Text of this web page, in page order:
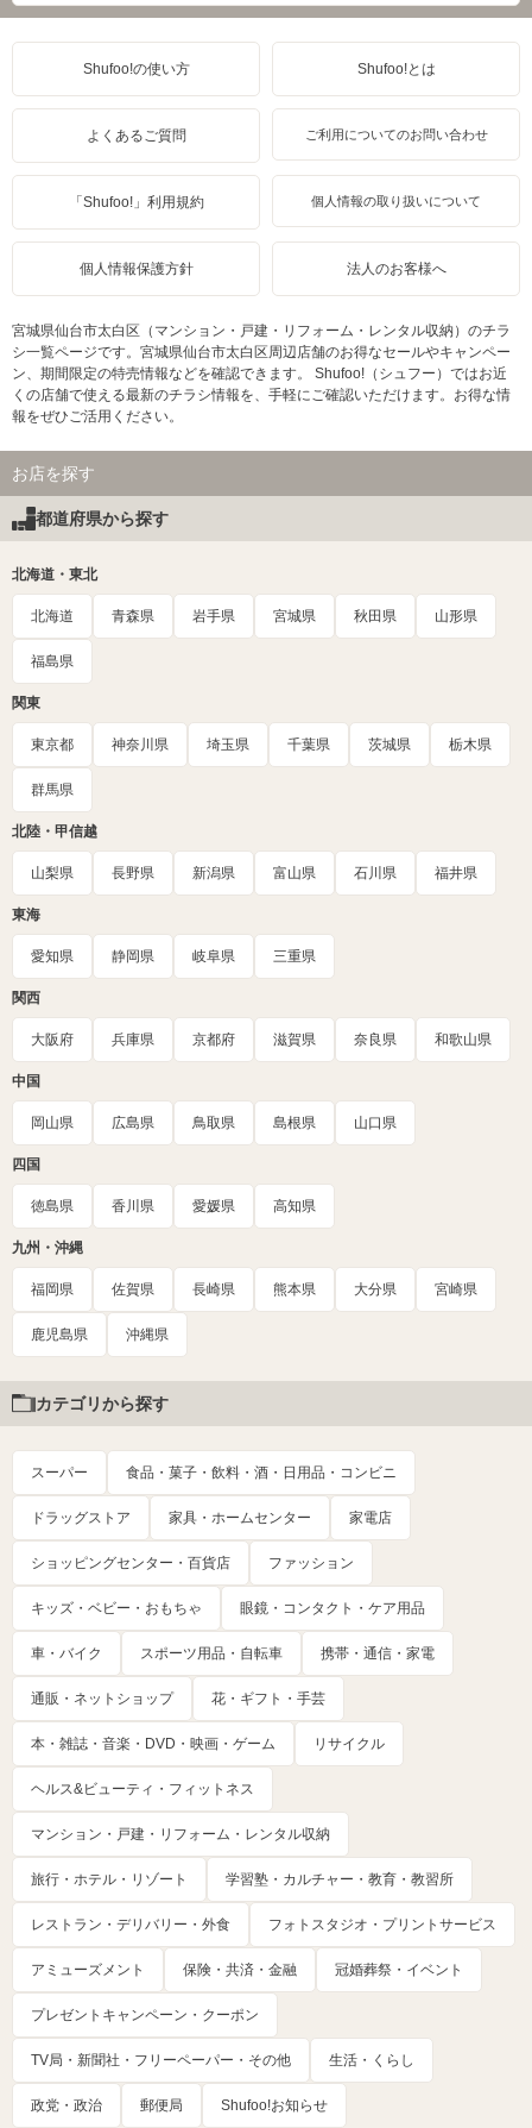
Shufoo!の使い方 Shufoo!とは
よくあるご質問 ご利用についてのお問い合わせ
「Shufoo!」利用規約 個人情報の取り扱いについて
個人情報保護方針 法人のお客様へ
宮城県仙台市太白区（マンション・戸建・リフォーム・レンタル収納）のチラ
シ一覧ページです。宮城県仙台市太白区周辺店舗のお得なセールやキャンペー
ン、期間限定の特売情報などを確認できます。 Shufoo!（シュフー）ではお近
くの店舗で使える最新のチラシ情報を、手軽にご確認いただけます。お得な情
報をぜひご活用ください。
お店を探す
都道府県から探す
北海道・東北
北海道 青森県 岩手県 宮城県 秋田県 山形県
福島県
関東
東京都 神奈川県 埼玉県 千葉県 茨城県 栃木県
群馬県
北陸・甲信越
山梨県 長野県 新潟県 富山県 石川県 福井県
東海
愛知県 静岡県 岐阜県 三重県
関西
大阪府 兵庫県 京都府 滋賀県 奈良県 和歌山県
中国
岡山県 広島県 鳥取県 島根県 山口県
四国
徳島県 香川県 愛媛県 高知県
九州・沖縄
福岡県 佐賀県 長崎県 熊本県 大分県 宮崎県
鹿児島県 沖縄県
カテゴリから探す
スーパー 食品・菓子・飲料・酒・日用品・コンビニ
ドラッグストア 家具・ホームセンター 家電店
ショッピングセンター・百貨店 ファッション
キッズ・ベビー・おもちゃ 眼鏡・コンタクト・ケア用品
車・バイク スポーツ用品・自転車 携帯・通信・家電
通販・ネットショップ 花・ギフト・手芸
本・雑誌・音楽・DVD・映画・ゲーム リサイクル
ヘルス&ビューティ・フィットネス
マンション・戸建・リフォーム・レンタル収納
旅行・ホテル・リゾート 学習塾・カルチャー・教育・教習所
レストラン・デリバリー・外食 フォトスタジオ・プリントサービス
アミューズメント 保険・共済・金融 冠婚葬祭・イベント
プレゼントキャンペーン・クーポン
TV局・新聞社・フリーペーパー・その他 生活・くらし
政党・政治 郵便局 Shufoo!お知らせ